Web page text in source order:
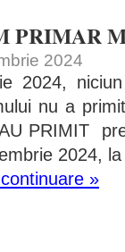
PRIMAR
2024
2024,
nu a
PRIMIT
2024,
»